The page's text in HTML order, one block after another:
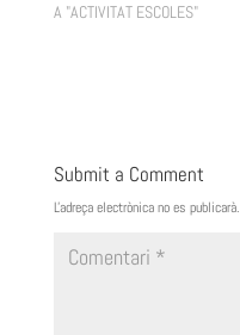
A "ACTIVITAT ESCOLES"
Submit a Comment
L'adreça electrònica no es publicarà.